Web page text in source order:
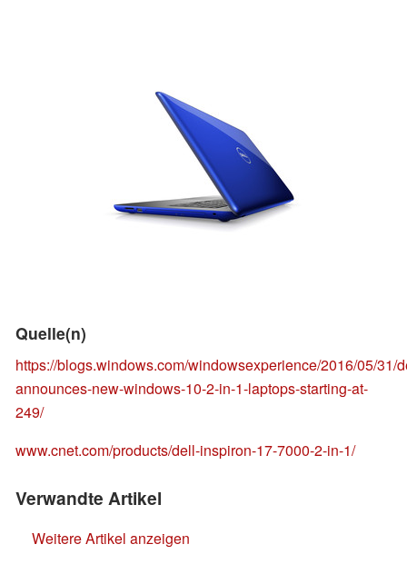
Quelle(n)
https://blogs.windows.com/windowsexperience/2016/05/31/
announces-new-windows-10-2-in-1-laptops-starting-at-
249/
www.cnet.com/products/dell-inspiron-17-7000-2-in-1/
Verwandte Artikel
Weitere Artikel anzeigen